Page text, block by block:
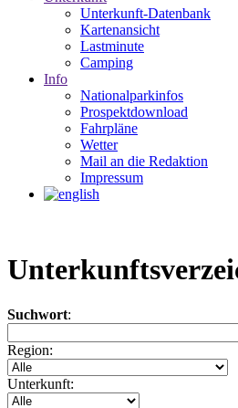
Unterkunft-Datenbank
Kartenansicht
Lastminute
Camping
Info
Nationalparkinfos
Prospektdownload
Fahrpläne
Wetter
Mail an die Redaktion
Impressum
Suchwort:
Region:
Unterkunft: